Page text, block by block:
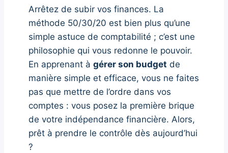
Arrêtez de subir vos finances. La
méthode 50/30/20 est bien plus qu’une
simple astuce de comptabilité ; c’est une
philosophie qui vous redonne le pouvoir.
En apprenant à gérer son budget de
manière simple et efficace, vous ne faites
pas que mettre de l’ordre dans vos
comptes : vous posez la première brique
de votre indépendance financière. Alors,
prêt à prendre le contrôle dès aujourd’hui
?